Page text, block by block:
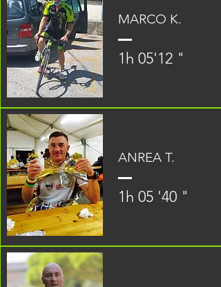
MARCO K.
1h 05'12 "
ANREA T.
1h 05 '40 "